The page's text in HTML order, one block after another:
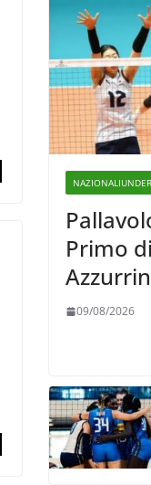
NAZIONALIUNDER
Primo
Korea 3-1
09/08/2026